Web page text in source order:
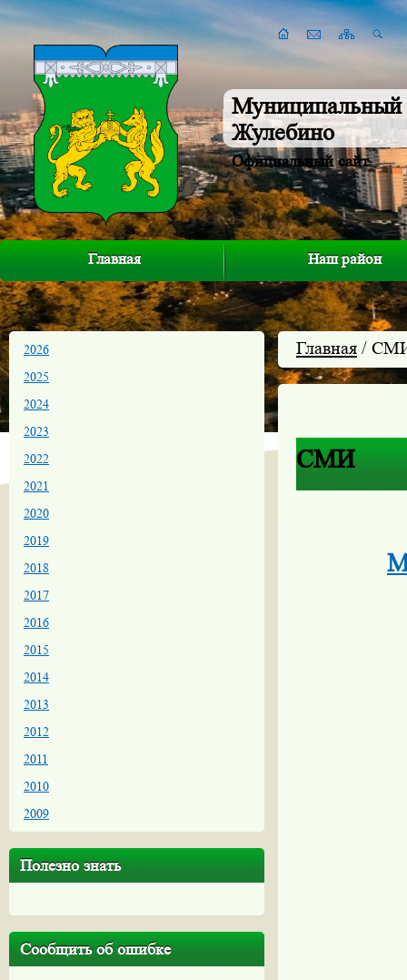
Муниципальный
Жулебино
Официальный сайт
Главная Наш район
2026
2025
2024
2023
2022
2021
2020
2019
2018
2017
2016
2015
2014
2013
2012
2011
2010
2009
Полезно знать
Сообщить об ошибке
Главная /
СМИ